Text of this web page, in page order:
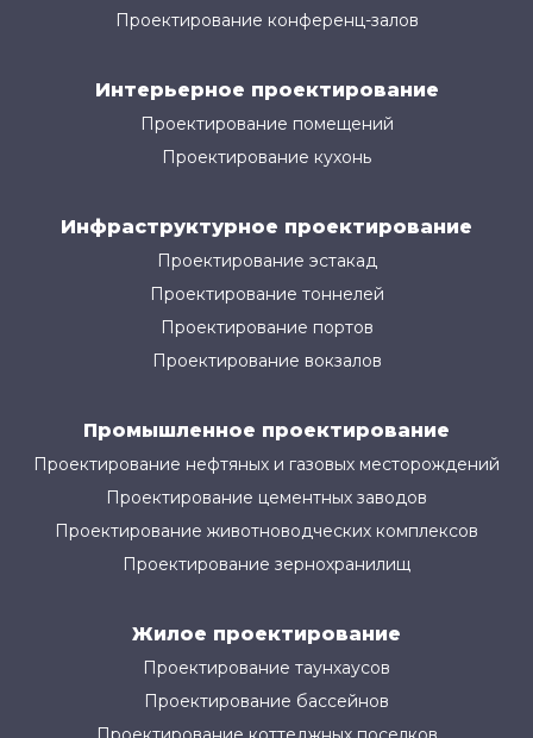
Проектирование конференц-залов
Интерьерное проектирование
Проектирование помещений
Проектирование кухонь
Инфраструктурное проектирование
Проектирование эстакад
Проектирование тоннелей
Проектирование портов
Проектирование вокзалов
Промышленное проектирование
Проектирование нефтяных и газовых месторождений
Проектирование цементных заводов
Проектирование животноводческих комплексов
Проектирование зернохранилищ
Жилое проектирование
Проектирование таунхаусов
Проектирование бассейнов